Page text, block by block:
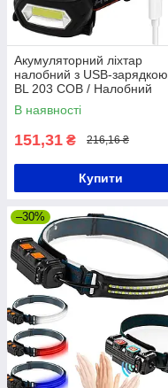
Акумуляторний ліхтар
налобний з USB-зарядкою,
BL 203 COB / Налобний
ліхтарик на голову з
акумулятором
В наявності
151,31 ₴ 216,16 ₴
Купити
–30%